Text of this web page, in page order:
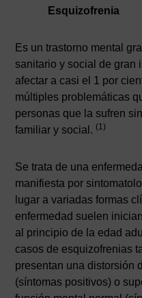
Esquizofrenia
Es un trastorno mental
sanitario y social de gran
afectar a casi el 1 por
múltiples problemáticas
personas que la sufren
familiar y social. (1)
Se trata de una
manifiesta por
lugar a variadas formas
enfermedad suelen
al principio de la edad
casos de esquizofrenias
presentan una distorsión
(síntomas positivos) o